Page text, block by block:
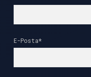
E-Posta*